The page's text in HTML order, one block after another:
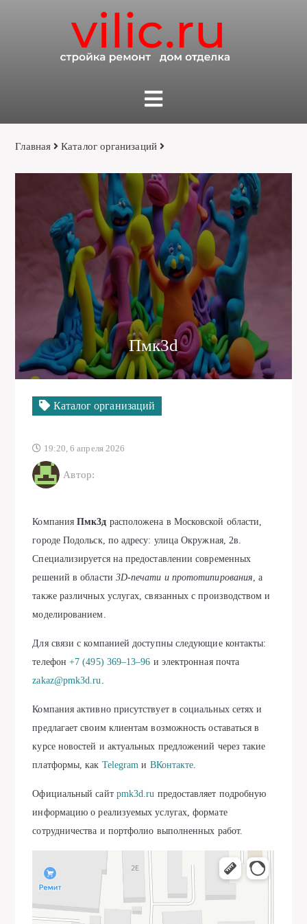
Главная Каталог организаций
Пмк3d
Каталог организаций
19:20, 6 апреля 2026
Автор:
КомпанияПмк3д расположена в Московской области,
городе Подольск, по адресу: улица Окружная, 2в.
Специализируется на предоставлении современных
решений в области 3D-печати и прототипирования, а
также различных услугах, связанных с производством и
моделированием.
Для связи с компанией доступны следующие контакты:
телефон+7 (495) 369‒13‒96 и электронная почта
zakaz@pmk3d.ru.
Компания активно присутствует в социальных сетях и
предлагает своим клиентам возможность оставаться в
курсе новостей и актуальных предложений через такие
платформы, как Telegram и ВКонтакте.
Официальный сайт pmk3d.ru предоставляет подробную
информацию о реализуемых услугах, формате
сотрудничества и портфолио выполненных работ.